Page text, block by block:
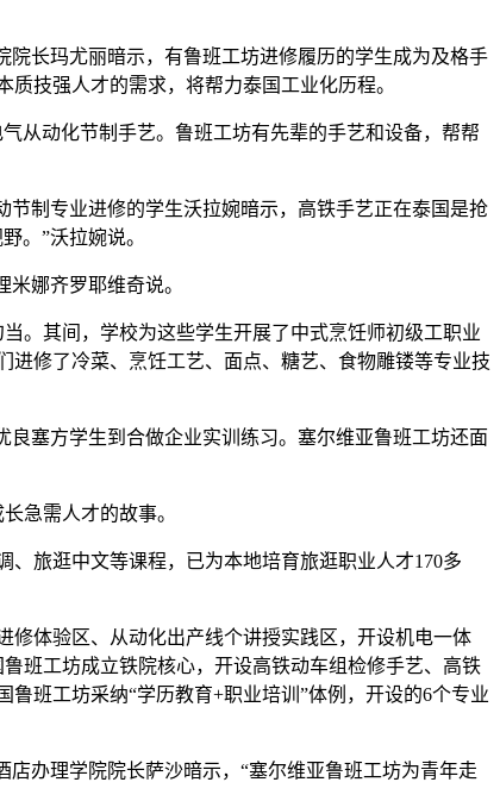
长玛尤丽暗示，有鲁班工坊进修履历的学生成为及格手
技强人才的需求，将帮力泰国工业化历程。
动化节制手艺。鲁班工坊有先辈的手艺和设备，帮帮
制专业进修的学生沃拉婉暗示，高铁手艺正在泰国是抢
。”沃拉婉说。
娜齐罗耶维奇说。
。其间，学校为这些学生开展了中式烹饪师初级工职业
修了冷菜、烹饪工艺、面点、糖艺、食物雕镂等专业技
塞方学生到合做企业实训练习。塞尔维亚鲁班工坊还面
急需人才的故事。
旅逛中文等课程，已为本地培育旅逛职业人才170多
体验区、从动化出产线个讲授实践区，开设机电一体
班工坊成立铁院核心，开设高铁动车组检修手艺、高铁
班工坊采纳“学历教育+职业培训”体例，开设的6个专业
办理学院院长萨沙暗示，“塞尔维亚鲁班工坊为青年走